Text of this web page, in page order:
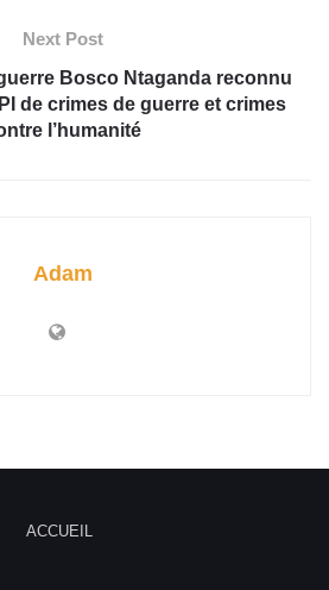
Next Post
Bosco Ntaganda reconnu
de crimes de guerre et crimes
l’humanité
Adam
ACCUEIL